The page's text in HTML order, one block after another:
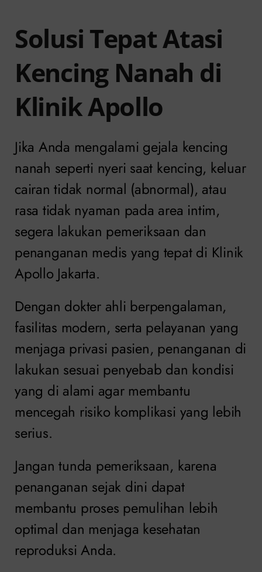
Solusi Tepat Atasi
Kencing Nanah di
Klinik Apollo
Jika Anda mengalami gejala kencing
nanah seperti nyeri saat kencing, keluar
cairan tidak normal (abnormal), atau
rasa tidak nyaman pada area intim,
segera lakukan pemeriksaan dan
penanganan medis yang tepat di Klinik
Apollo Jakarta.
Dengan dokter ahli berpengalaman,
fasilitas modern, serta pelayanan yang
menjaga privasi pasien, penanganan di
lakukan sesuai penyebab dan kondisi
yang di alami agar membantu
mencegah risiko komplikasi yang lebih
serius.
Jangan tunda pemeriksaan, karena
penanganan sejak dini dapat
membantu proses pemulihan lebih
optimal dan menjaga kesehatan
reproduksi Anda.